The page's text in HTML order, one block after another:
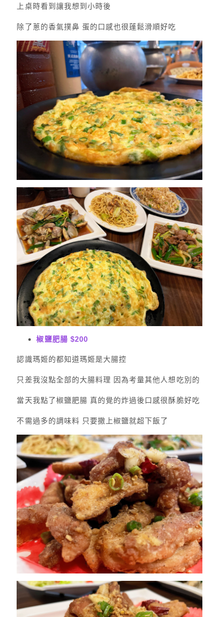
上桌時看到讓我想到小時後
除了蔥的香氣撲鼻 蛋的口感也很蓬鬆滑順好吃
椒鹽肥腸 $200
認識瑪姬的都知道瑪姬是大腸控
只差我沒點全部的大腸料理 因為考量其他人想吃別的
當天我點了椒鹽肥腸 真的覺的炸過後口感很酥脆好吃
不需過多的調味料 只要撒上椒鹽就超下飯了